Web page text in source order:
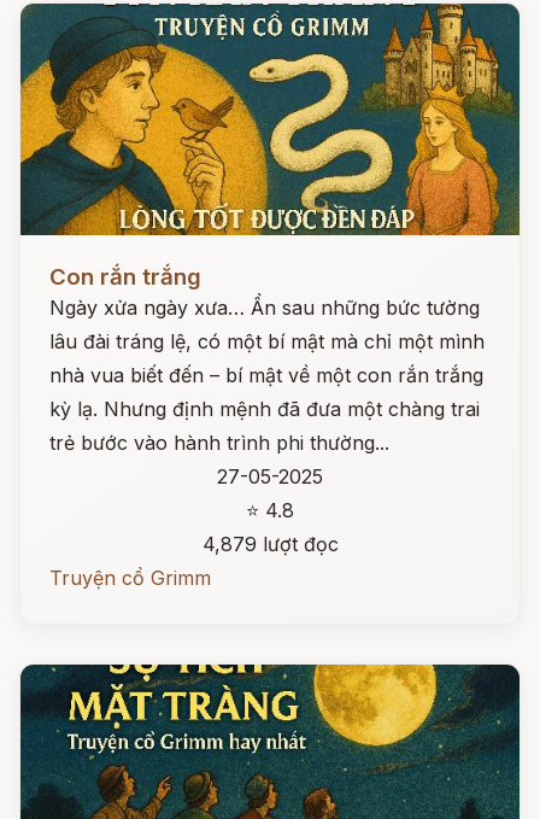
Con rắn trắng
Ngày xửa ngày xưa… Ẩn sau những bức tường
lâu đài tráng lệ, có một bí mật mà chỉ một mình
nhà vua biết đến – bí mật về một con rắn trắng
kỳ lạ. Nhưng định mệnh đã đưa một chàng trai
trẻ bước vào hành trình phi thường...
27-05-2025
⭐ 4.8
4,879 lượt đọc
Truyện cổ Grimm